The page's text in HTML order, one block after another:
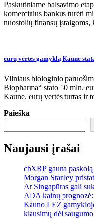
Paskutiniame balsavimo
komercinius bankus turėti
nuostolių finansų
eurų vertės gamyklą Kaune
Vilniaus biologinio
Biopharma“ stato 50 mln.
Kaune. eurų vertės turtas ir
Paieška
Naujausi įrašai
cbXRP gauna
Morgan Stanley
Ar Singapūras gali
ADA kainų
Kauno LEZ
klausimų dėl saugumo